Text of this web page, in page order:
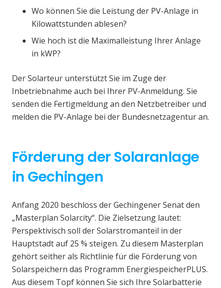
Wo können Sie die Leistung der PV-Anlage in
Kilowattstunden ablesen?
Wie hoch ist die Maximalleistung Ihrer Anlage
in kWP?
Der Solarteur unterstützt Sie im Zuge der
Inbetriebnahme auch bei Ihrer PV-Anmeldung. Sie
senden die Fertigmeldung an den Netzbetreiber und
melden die PV-Anlage bei der Bundesnetzagentur an.
Förderung der Solaranlage
in Gechingen
Anfang 2020 beschloss der Gechingener Senat den
„Masterplan Solarcity“. Die Zielsetzung lautet:
Perspektivisch soll der Solarstromanteil in der
Hauptstadt auf 25 % steigen. Zu diesem Masterplan
gehört seither als Richtlinie für die Förderung von
Solarspeichern das Programm EnergiespeicherPLUS.
Aus diesem Topf können Sie sich Ihre Solarbatterie